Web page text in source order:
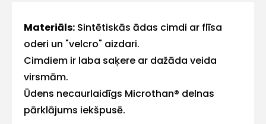
Materiāls: Sintētiskās ādas cimdi ar flīsa
oderi un "velcro" aizdari.
Cimdiem ir laba saķere ar dažāda veida
virsmām.
Ūdens necaurlaidīgs Microthan® delnas
pārklājums iekšpusē.
Vārds